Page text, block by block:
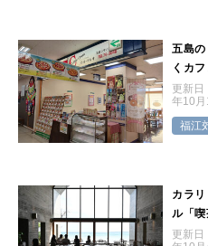
五島
くカ
更新日
年10月
福江
カラ
ル「
更新日